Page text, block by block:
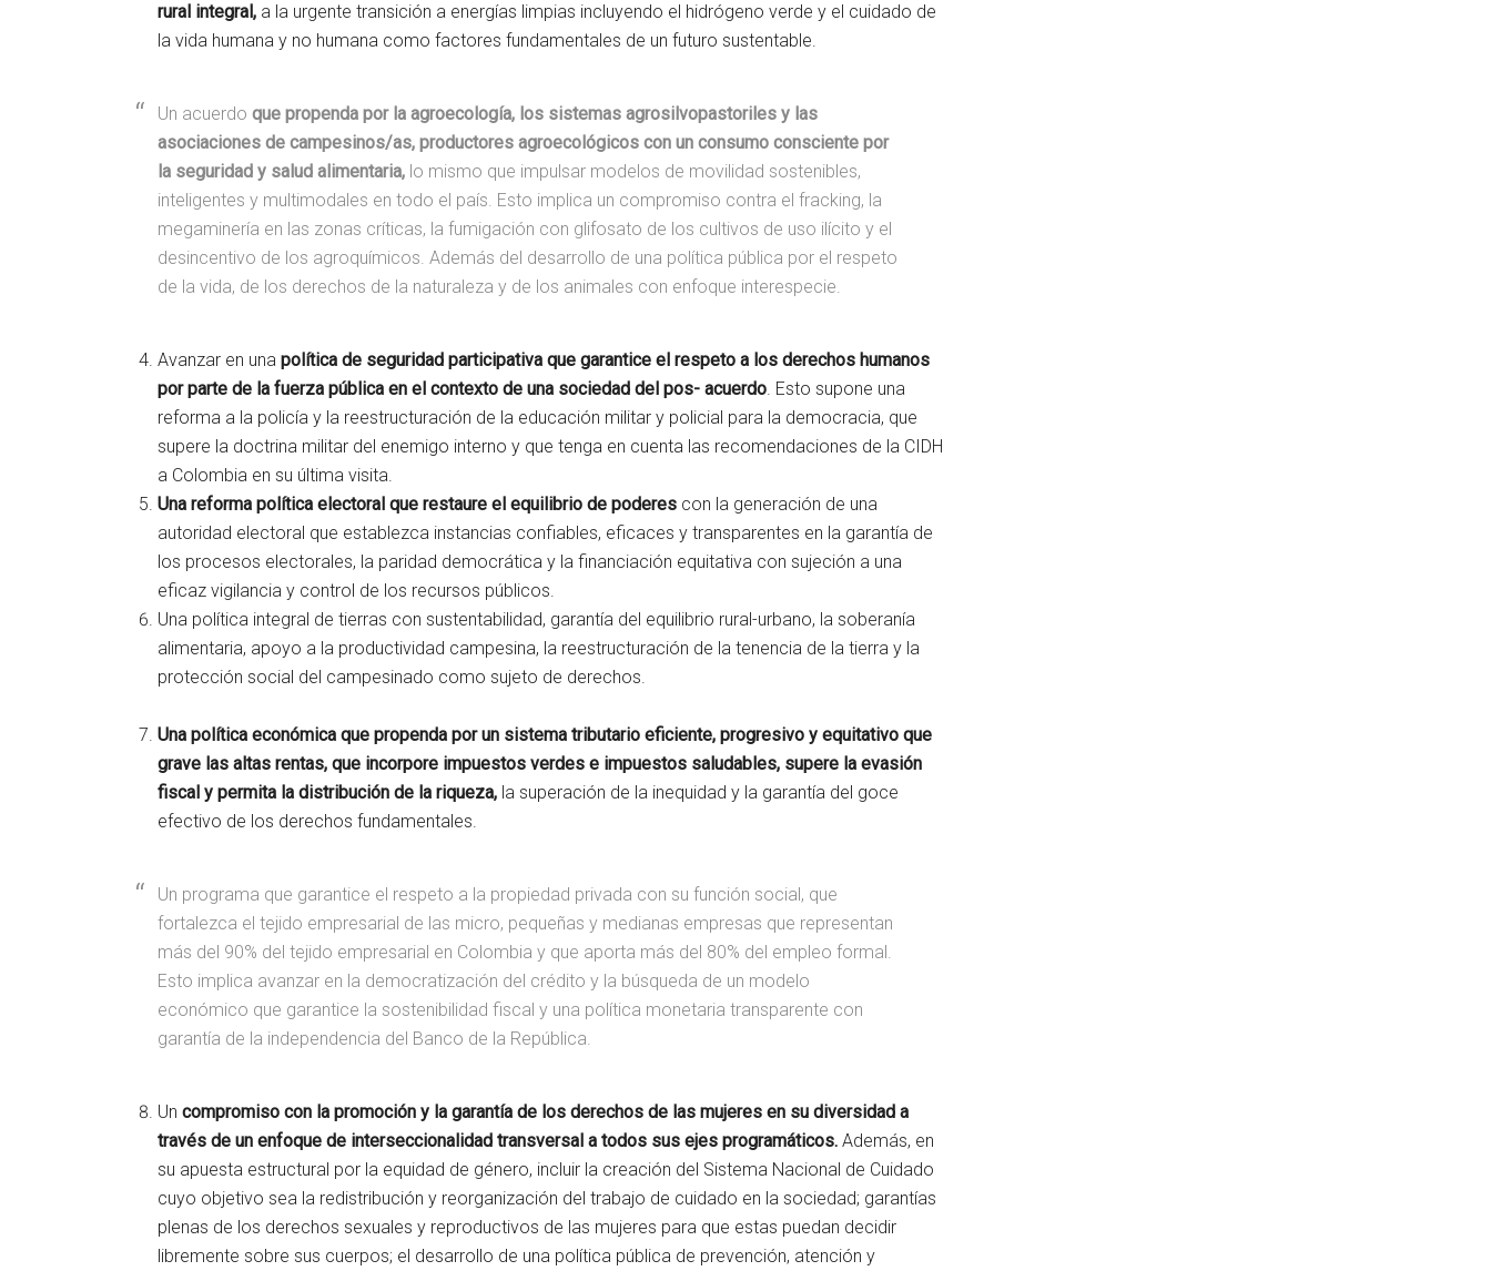
rural integral, a la urgente transición a energías limpias incluyendo el hidrógeno verde y el cuidado de
la vida humana y no humana como factores fundamentales de un futuro sustentable.
Un acuerdo que propenda por la agroecología, los sistemas agrosilvopastoriles y las
asociaciones de campesinos/as, productores agroecológicos con un consumo consciente por
la seguridad y salud alimentaria, lo mismo que impulsar modelos de movilidad sostenibles,
inteligentes y multimodales en todo el país. Esto implica un compromiso contra el fracking, la
megaminería en las zonas críticas, la fumigación con glifosato de los cultivos de uso ilícito y el
desincentivo de los agroquímicos. Además del desarrollo de una política pública por el respeto
de la vida, de los derechos de la naturaleza y de los animales con enfoque interespecie.
Avanzar en una política de seguridad participativa que garantice el respeto a los derechos humanos
por parte de la fuerza pública en el contexto de una sociedad del pos- acuerdo. Esto supone una
reforma a la policía y la reestructuración de la educación militar y policial para la democracia, que
supere la doctrina militar del enemigo interno y que tenga en cuenta las recomendaciones de la CIDH
a Colombia en su última visita.
Una reforma política electoral que restaure el equilibrio de poderes con la generación de una
autoridad electoral que establezca instancias confiables, eficaces y transparentes en la garantía de
los procesos electorales, la paridad democrática y la financiación equitativa con sujeción a una
eficaz vigilancia y control de los recursos públicos.
Una política integral de tierras con sustentabilidad, garantía del equilibrio rural-urbano, la soberanía
alimentaria, apoyo a la productividad campesina, la reestructuración de la tenencia de la tierra y la
protección social del campesinado como sujeto de derechos.
Una política económica que propenda por un sistema tributario eficiente, progresivo y equitativo que
grave las altas rentas, que incorpore impuestos verdes e impuestos saludables, supere la evasión
fiscal y permita la distribución de la riqueza, la superación de la inequidad y la garantía del goce
efectivo de los derechos fundamentales.
Un programa que garantice el respeto a la propiedad privada con su función social, que
fortalezca el tejido empresarial de las micro, pequeñas y medianas empresas que representan
más del 90% del tejido empresarial en Colombia y que aporta más del 80% del empleo formal.
Esto implica avanzar en la democratización del crédito y la búsqueda de un modelo
económico que garantice la sostenibilidad fiscal y una política monetaria transparente con
garantía de la independencia del Banco de la República.
Un compromiso con la promoción y la garantía de los derechos de las mujeres en su diversidad a
través de un enfoque de interseccionalidad transversal a todos sus ejes programáticos. Además, en
su apuesta estructural por la equidad de género, incluir la creación del Sistema Nacional de Cuidado
cuyo objetivo sea la redistribución y reorganización del trabajo de cuidado en la sociedad; garantías
plenas de los derechos sexuales y reproductivos de las mujeres para que estas puedan decidir
libremente sobre sus cuerpos; el desarrollo de una política pública de prevención, atención y